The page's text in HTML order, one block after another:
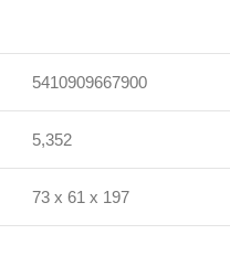
5410909667900
5,352
73 x 61 x 197